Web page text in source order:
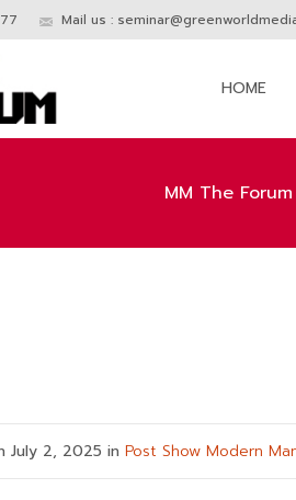
Mail us :
HOME
MM The Forum
July 2, 2025 in Post Show Modern